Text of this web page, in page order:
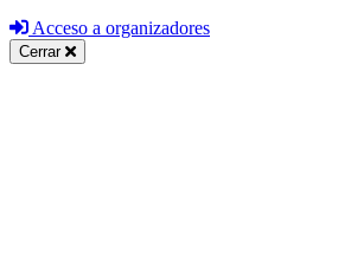
Acceso a organizadores
Cerrar